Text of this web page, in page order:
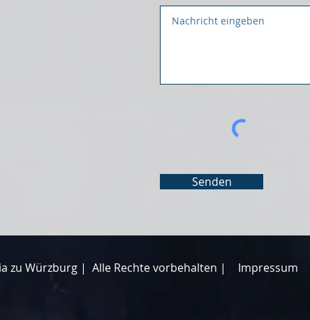
Senden
zu Würzburg | Alle Rechte vorbehalten | Impressum